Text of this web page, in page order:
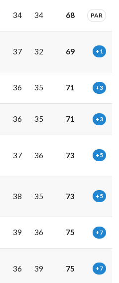
34 34 68 PAR
37 32 69 +1
36 35 71 +3
36 35 71 +3
37 36 73 +5
38 35 73 +5
39 36 75 +7
36 39 75 +7